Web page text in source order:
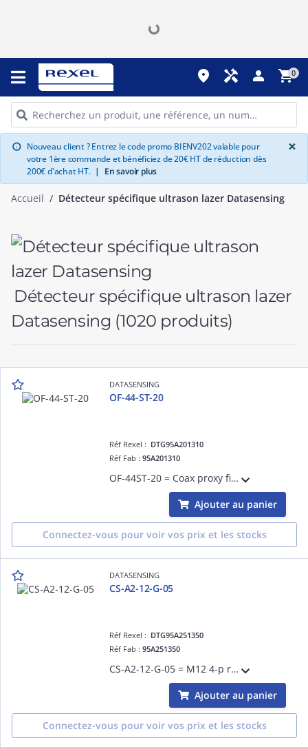
place handyman person shopping_cart0
info Nouveau client ? Entrez le code promo BIENV202 valable pour
votre 1ère commande et bénéficiez de 20€ HT de réduction dès
200€ d'achat HT. | En savoir plus
×
Accueil Détecteur spécifique ultrason lazer Datasensing
Détecteur spécifique ultrason lazer
Datasensing (1020 produits)
DATASENSING
OF-44-ST-20
Réf Rexel : DTG95A201310
Réf Fab :95A201310
OF-44ST-20 = Coax proxy fiber standard - 2 mt m4x0,7mm.
Ajouter au panier
Connectez-vous pour voir vos prix et les stocks
DATASENSING
CS-A2-12-G-05
Réf Rexel : DTG95A251350
Réf Fab :95A251350
CS-A2-12-G-05 = M12 4-p radial 5m LED
Ajouter au panier
Connectez-vous pour voir vos prix et les stocks